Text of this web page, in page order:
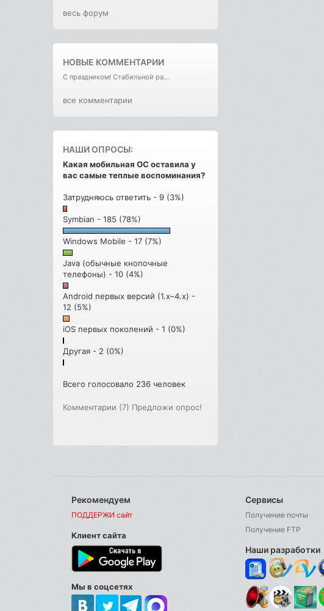
весь форум
НОВЫЕ КОММЕНТАРИИ
С праздником! Стабильной ра...
все комментарии
НАШИ ОПРОСЫ:
Какая мобильная ОС оставила у
вас самые теплые воспоминания?
Затрудняюсь ответить - 9 (3%)
Symbian - 185 (78%)
Windows Mobile - 17 (7%)
Java (обычные кнопочные
телефоны) - 10 (4%)
Android первых версий (1.x–4.x) -
12 (5%)
iOS первых поколений - 1 (0%)
Другая - 2 (0%)
Всего голосовало 236 человек
Комментарии (7) Предложи опрос!
Рекомендуем
ПОДДЕРЖИ сайт
Клиент сайта
Мы в соцсетях
Сервисы
Получение почты
Получение FTP
Наши разработки